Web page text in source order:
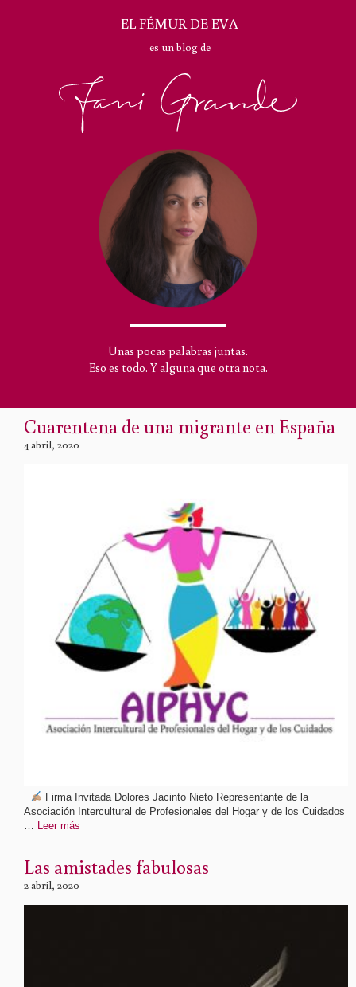
EL FÉMUR DE EVA
es un blog de
Unas pocas palabras juntas.
Eso es todo. Y alguna que otra nota.
Cuarentena de una migrante en España
4 abril, 2020
Firma Invitada Dolores Jacinto Nieto Representante de la
Asociación Intercultural de Profesionales del Hogar y de los Cuidados
Leer más
Las amistades fabulosas
2 abril, 2020